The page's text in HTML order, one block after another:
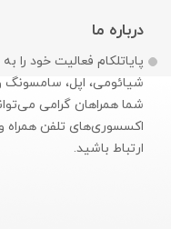
درباره ما
پایاتلکام فعالیت خود
شیائومی، اپل، سامسونگ و
شما همراهان گرامی
اکسسوری‌های تلفن همراه و
ارتباط باشید.